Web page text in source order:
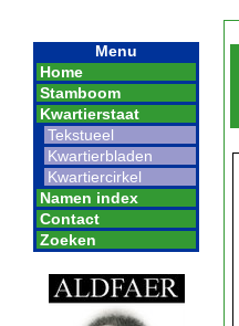
Menu
Home
Stamboom
Kwartierstaat
Tekstueel
Kwartierbladen
Kwartiercirkel
Namen index
Contact
Zoeken